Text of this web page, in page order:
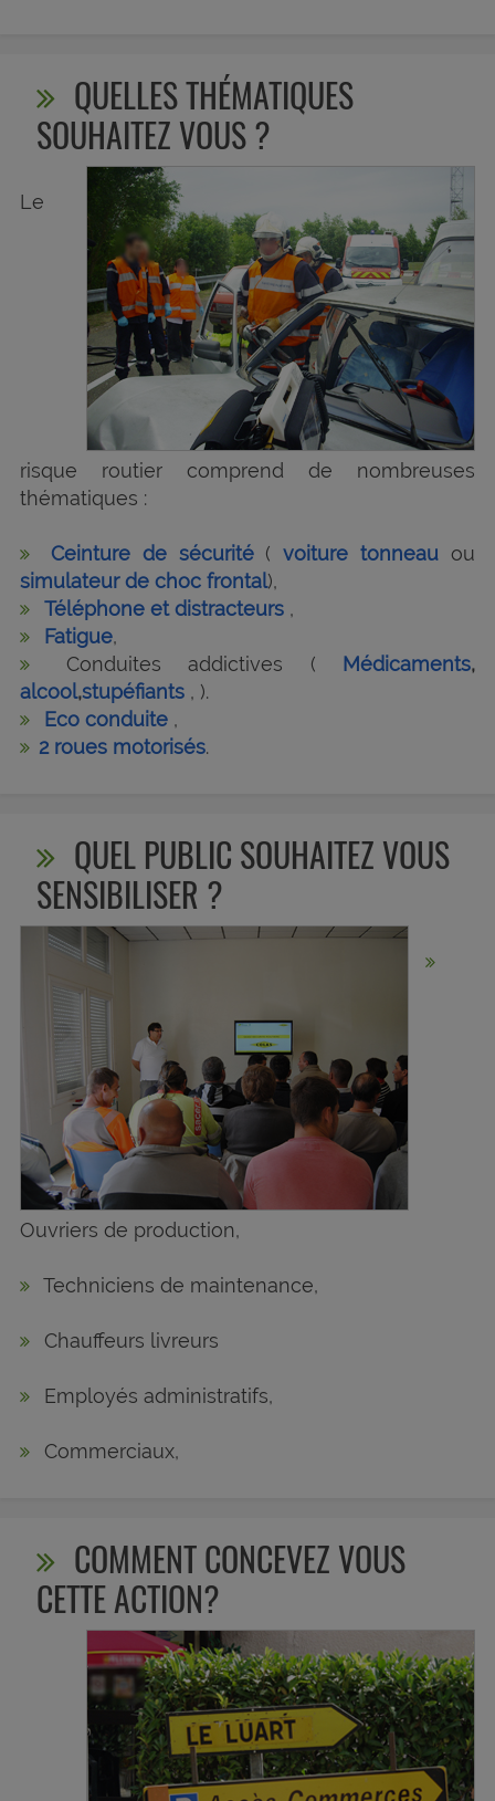
QUELLES THÉMATIQUES
SOUHAITEZ VOUS ?
Le
risque routier comprend de nombreuses
thématiques :
Ceinture de sécurité( voiture tonneau ou
simulateur de choc frontal),
Téléphone et distracteurs ,
Fatigue,
Conduites addictives (
Médicaments,
alcool,stupéfiants , ).
Eco conduite ,
2 roues motorisés.
QUEL PUBLIC SOUHAITEZ VOUS
SENSIBILISER ?
Ouvriers de production,
Techniciens de maintenance,
Chauffeurs livreurs
Employés administratifs,
Commerciaux,
COMMENT CONCEVEZ VOUS
CETTE ACTION?